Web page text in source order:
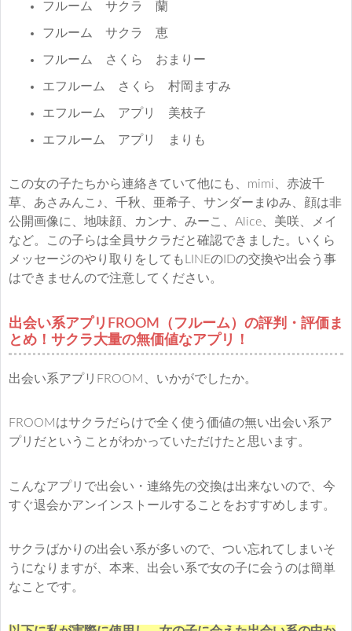
フルーム サクラ 蘭
フルーム サクラ 恵
フルーム さくら おまりー
エフルーム さくら 村岡ますみ
エフルーム アプリ 美枝子
エフルーム アプリ まりも
この女の子たちから連絡きていて他にも、mimi、赤波千
草、あさみんこ♪、千秋、亜希子、サンダーまゆみ、顔は非
公開画像に、地味顔、カンナ、みーこ、Alice、美咲、メイ
など。この子らは全員サクラだと確認できました。いくら
メッセージのやり取りをしてもLINEのIDの交換や出会う事
はできませんので注意してください。
出会い系アプリFROOM（フルーム）の評判・評価ま
とめ！サクラ大量の無価値なアプリ！
出会い系アプリFROOM、いかがでしたか。
FROOMはサクラだらけで全く使う価値の無い出会い系ア
プリだということがわかっていただけたと思います。
こんなアプリで出会い・連絡先の交換は出来ないので、今
すぐ退会かアンインストールすることをおすすめします。
サクラばかりの出会い系が多いので、つい忘れてしまいそ
うになりますが、本来、出会い系で女の子に会うのは簡単
なことです。